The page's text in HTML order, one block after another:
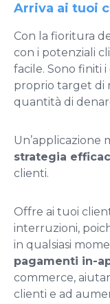
Arriva ai tuoi
Con la fioritura
con i potenziali
facile. Sono finiti
proprio target di
quantità di
Un’applicazione
strategia
clienti.
Offre ai tuoi
interruzioni,
in qualsiasi
pagamenti in-
commerce,
clienti e ad